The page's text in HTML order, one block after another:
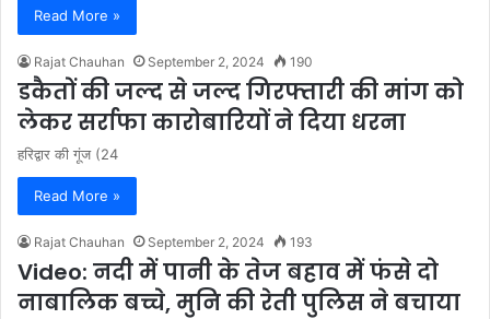
Read More »
Rajat Chauhan September 2, 2024 190
डकैतों की जल्द से जल्द गिरफ्तारी की मांग को
लेकर सर्राफा कारोबारियों ने दिया धरना
हरिद्वार की गूंज (24
Read More »
Rajat Chauhan September 2, 2024 193
Video: नदी में पानी के तेज बहाव में फंसे दो
नाबालिक बच्चे, मुनि की रेती पुलिस ने बचाया